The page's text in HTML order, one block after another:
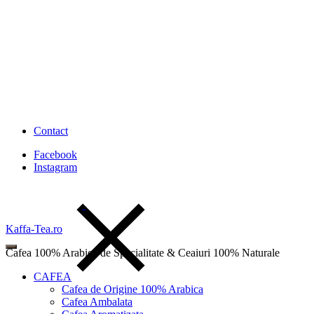
Contact
Facebook
Instagram
Kaffa-Tea.ro
Cafea 100% Arabica de Specialitate & Ceaiuri 100% Naturale
CAFEA
Cafea de Origine 100% Arabica
Cafea Ambalata